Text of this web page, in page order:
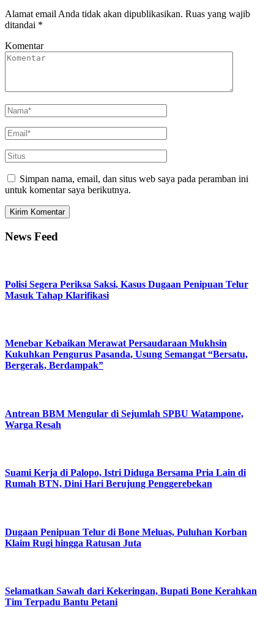
Alamat email Anda tidak akan dipublikasikan. Ruas yang wajib
ditandai *
Komentar
Simpan nama, email, dan situs web saya pada peramban ini
untuk komentar saya berikutnya.
News Feed
Polisi Segera Periksa Saksi, Kasus Dugaan Penipuan Telur
Masuk Tahap Klarifikasi
Menebar Kebaikan Merawat Persaudaraan Mukhsin
Kukuhkan Pengurus Pasanda, Usung Semangat “Bersatu,
Bergerak, Berdampak”
Antrean BBM Mengular di Sejumlah SPBU Watampone,
Warga Resah
Suami Kerja di Palopo, Istri Diduga Bersama Pria Lain di
Rumah BTN, Dini Hari Berujung Penggerebekan
Dugaan Penipuan Telur di Bone Meluas, Puluhan Korban
Klaim Rugi hingga Ratusan Juta
Selamatkan Sawah dari Kekeringan, Bupati Bone Kerahkan
Tim Terpadu Bantu Petani